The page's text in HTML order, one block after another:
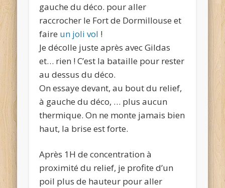
gauche du déco. pour aller
raccrocher le Fort de Dormillouse et
faire un joli vol !
Je décolle juste après avec Gildas
et… rien ! C’est la bataille pour rester
au dessus du déco.
On essaye devant, au bout du relief,
à gauche du déco, … plus aucun
thermique. On ne monte jamais bien
haut, la brise est forte.
Après 1H de concentration à
proximité du relief, je profite d’un
poil plus de hauteur pour aller